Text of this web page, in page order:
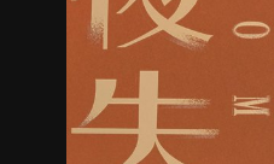
預告 劇照